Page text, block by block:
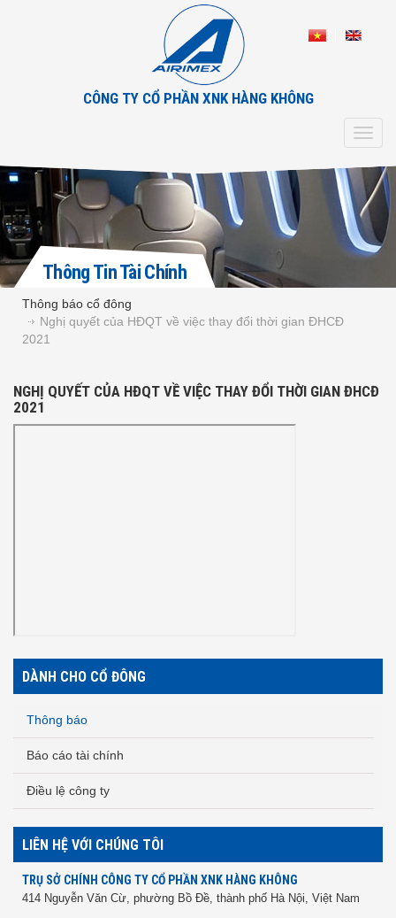
CÔNG TY CỔ PHẦN XNK HÀNG KHÔNG
Thông Tin Tài Chính
Thông báo cổ đông
Nghị quyết của HĐQT về việc thay đổi thời gian ĐHCĐ
2021
NGHỊ QUYẾT CỦA HĐQT VỀ VIỆC THAY ĐỔI THỜI GIAN ĐHCĐ
2021
DÀNH CHO CỔ ĐÔNG
Thông báo
Báo cáo tài chính
Điều lệ công ty
LIÊN HỆ VỚI CHÚNG TÔI
TRỤ SỞ CHÍNH CÔNG TY CỔ PHẦN XNK HÀNG KHÔNG
414 Nguyễn Văn Cừ, phường Bồ Đề, thành phố Hà Nội, Việt Nam